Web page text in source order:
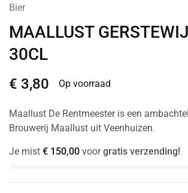
Bier
MAALLUST
30CL
€ 3,80 Op voorraad
Maallust De Rentmeester is een
Brouwerij Maallust uit Veenhuizen.
Je mist € 150,00 voorgratis verzending!